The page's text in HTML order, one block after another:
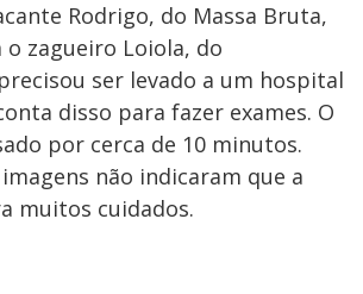
Rodrigo, do Massa Bruta,
o zagueiro Loiola, do
ser levado a um hospital
disso para fazer exames. O
por cerca de 10 minutos.
não indicaram que a
muitos cuidados.